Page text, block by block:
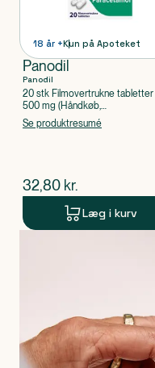
18 år +Kun på Apoteket
Panodil
Panodil
20 stk Filmovertrukne tabletter
500 mg (Håndkøb,
apoteksforbeholdt), Paracetamol
Se produktresumé
$nuværende pris
32,80 kr.
Læg i kurv